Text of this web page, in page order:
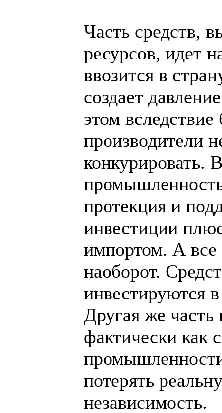
Часть средств,
ресурсов, идет
ввозится в
создает
этом
производители
конкурировать.
протекция и
инвестиции
импортом. А все
наоборот.
инвестируются
Другая же часть
фактически как
потерять
независимость.